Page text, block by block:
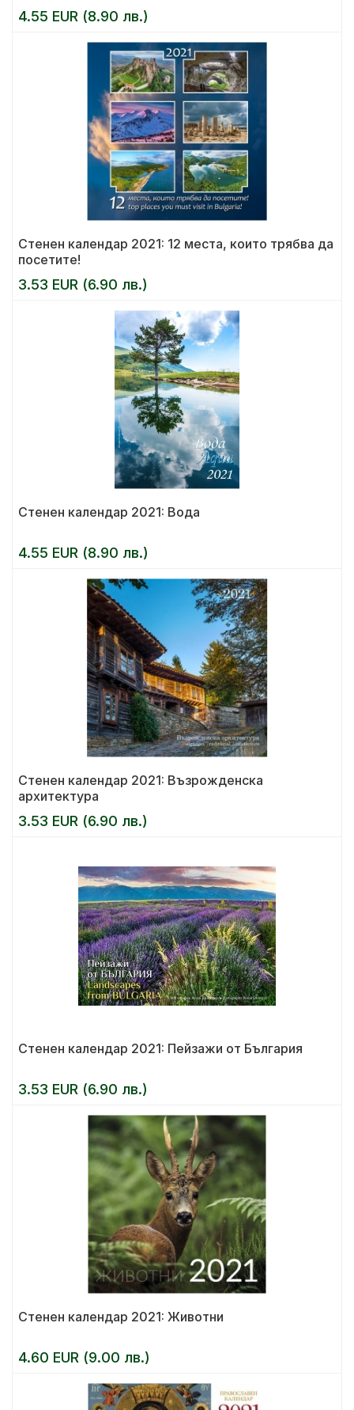
4.55 EUR (8.90 лв.)
Стенен календар 2021: 12 места, които трябва да
посетите!
3.53 EUR (6.90 лв.)
Стенен календар 2021: Вода
4.55 EUR (8.90 лв.)
Стенен календар 2021: Възрожденска
архитектура
3.53 EUR (6.90 лв.)
Стенен календар 2021: Пейзажи от България
3.53 EUR (6.90 лв.)
Стенен календар 2021: Животни
4.60 EUR (9.00 лв.)